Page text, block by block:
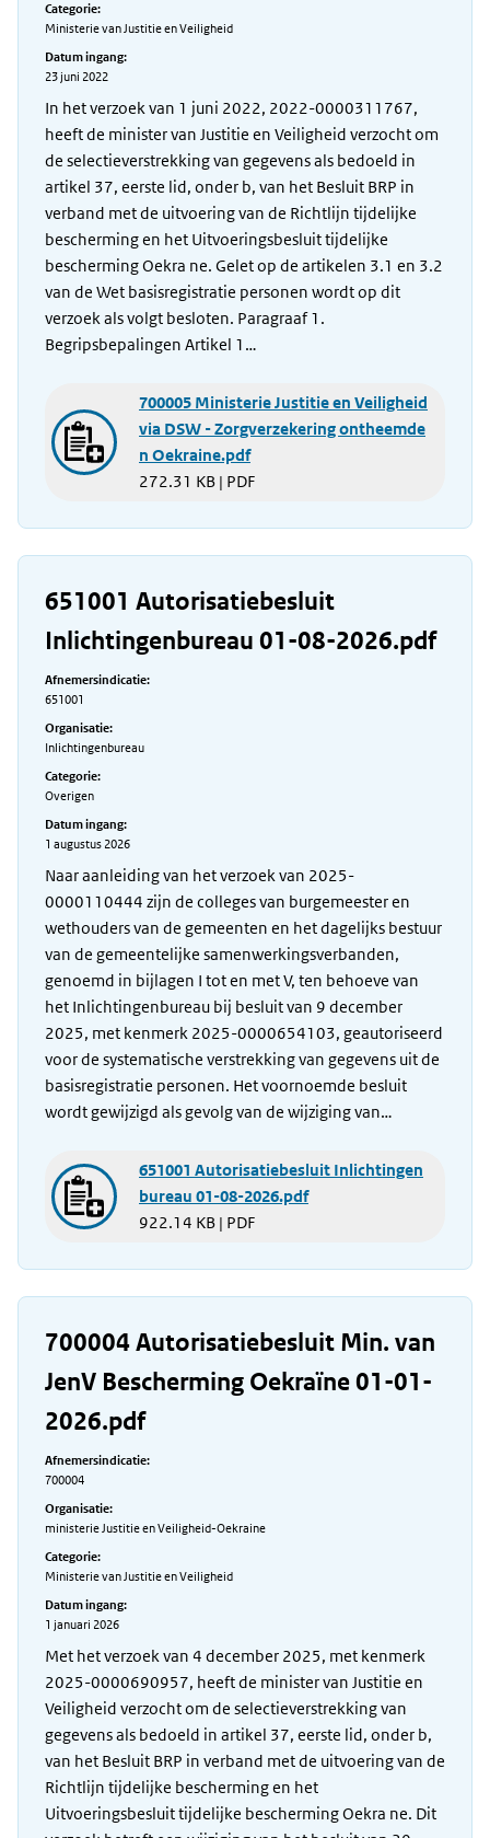
Categorie:
Ministerie van Justitie en Veiligheid
Datum ingang:
23 juni 2022
In het verzoek van 1 juni 2022, 2022-0000311767,
heeft de minister van Justitie en Veiligheid verzocht om
de selectieverstrekking van gegevens als bedoeld in
artikel 37, eerste lid, onder b, van het Besluit BRP in
verband met de uitvoering van de Richtlijn tijdelijke
bescherming en het Uitvoeringsbesluit tijdelijke
bescherming Oekra ne. Gelet op de artikelen 3.1 en 3.2
van de Wet basisregistratie personen wordt op dit
verzoek als volgt besloten. Paragraaf 1.
Begripsbepalingen Artikel 1…
700005 Ministerie Justitie en Veiligheid
via DSW - Zorgverzekering ontheemde
n Oekraine.pdf
272.31 KB | PDF
651001 Autorisatiebesluit
Inlichtingenbureau 01-08-2026.pdf
Afnemersindicatie:
651001
Organisatie:
Inlichtingenbureau
Categorie:
Overigen
Datum ingang:
1 augustus 2026
Naar aanleiding van het verzoek van 2025-
0000110444 zijn de colleges van burgemeester en
wethouders van de gemeenten en het dagelijks bestuur
van de gemeentelijke samenwerkingsverbanden,
genoemd in bijlagen I tot en met V, ten behoeve van
het Inlichtingenbureau bij besluit van 9 december
2025, met kenmerk 2025-0000654103, geautoriseerd
voor de systematische verstrekking van gegevens uit de
basisregistratie personen. Het voornoemde besluit
wordt gewijzigd als gevolg van de wijziging van…
651001 Autorisatiebesluit Inlichtingen
bureau 01-08-2026.pdf
922.14 KB | PDF
700004 Autorisatiebesluit Min. van
JenV Bescherming Oekraïne 01-01-
2026.pdf
Afnemersindicatie:
700004
Organisatie:
ministerie Justitie en Veiligheid-Oekraine
Categorie:
Ministerie van Justitie en Veiligheid
Datum ingang:
1 januari 2026
Met het verzoek van 4 december 2025, met kenmerk
2025-0000690957, heeft de minister van Justitie en
Veiligheid verzocht om de selectieverstrekking van
gegevens als bedoeld in artikel 37, eerste lid, onder b,
van het Besluit BRP in verband met de uitvoering van de
Richtlijn tijdelijke bescherming en het
Uitvoeringsbesluit tijdelijke bescherming Oekra ne. Dit